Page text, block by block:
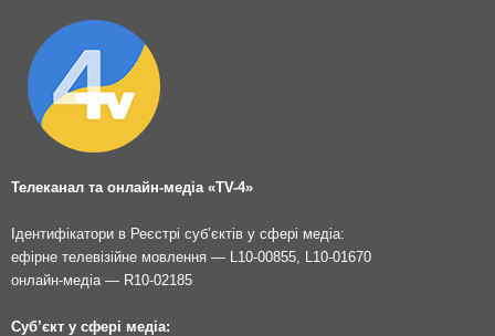
Телеканал та онлайн-медіа «TV-4»
Ідентифікатори в Реєстрі суб’єктів у сфері медіа:
ефірне телевізійне мовлення — L10-00855, L10-01670
онлайн-медіа — R10-02185
Суб’єкт у сфері медіа: